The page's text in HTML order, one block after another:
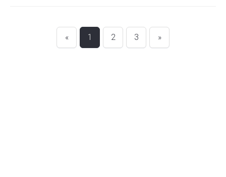
« 1 2 3 »